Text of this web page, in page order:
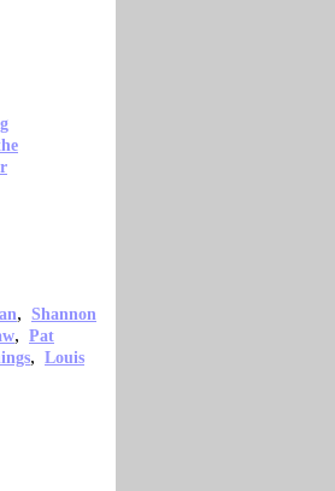
, Shannon
, Pat
, Louis